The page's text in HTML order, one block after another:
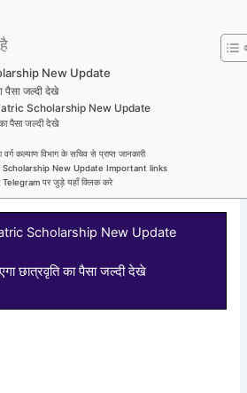
New Update
पैसा जल्दी देखे
Scholarship New Update
पैसा जल्दी देखे
वर्ग कल्याण विभाग के सचिव से प्राप्त जानकारी
Scholarship New Update Important links
Telegram पर जुड़े यहाँ क्लिक करे
Scholarship New Update
छात्रवृति का पैसा जल्दी देखे